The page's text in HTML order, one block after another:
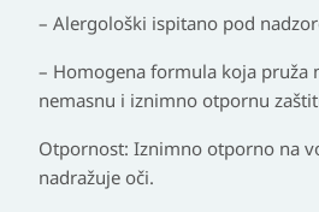
– Alergološki ispitano pod
– Homogena formula koja pruža
nemasnu i iznimno otpornu
Otpornost: Iznimno otporno na
nadražuje oči.